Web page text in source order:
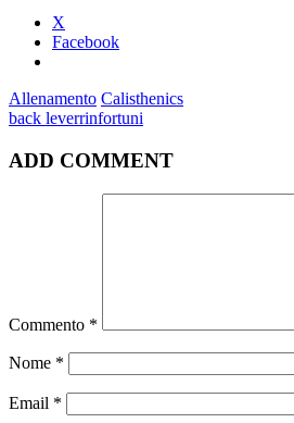
X
Facebook
Allenamento Calisthenics
back leverrinfortuni
ADD COMMENT
Commento *
Nome *
Email *